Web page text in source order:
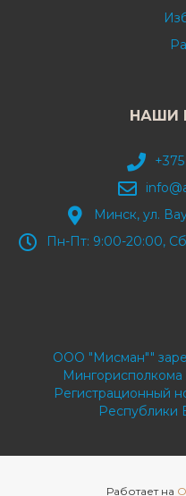
НАШИ
Минск, ул.
Пн-Пт: 9:00-20:00,
ООО "Мисман""
Мингорисполкома
Регистрационный
Республики
Работает на